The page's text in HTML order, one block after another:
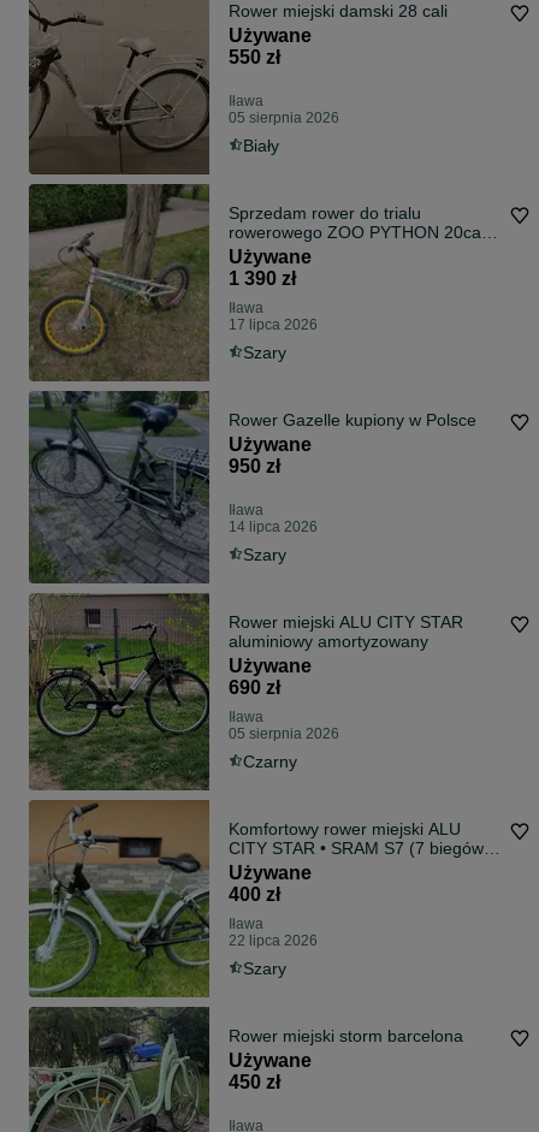
Rower miejski damski 28 cali
Używane
550 zł
Iława
05 sierpnia 2026
Biały
Sprzedam rower do trialu
rowerowego ZOO PYTHON 20cali
trialowka trialowy trial mod Magura
HS33
Używane
1 390 zł
Iława
17 lipca 2026
Szary
Rower Gazelle kupiony w Polsce
Używane
950 zł
Iława
14 lipca 2026
Szary
Rower miejski ALU CITY STAR
aluminiowy amortyzowany
Używane
690 zł
Iława
05 sierpnia 2026
Czarny
Komfortowy rower miejski ALU
CITY STAR • SRAM S7 (7 biegów) •
Koła 28
Używane
400 zł
Iława
22 lipca 2026
Szary
Rower miejski storm barcelona
Używane
450 zł
Iława